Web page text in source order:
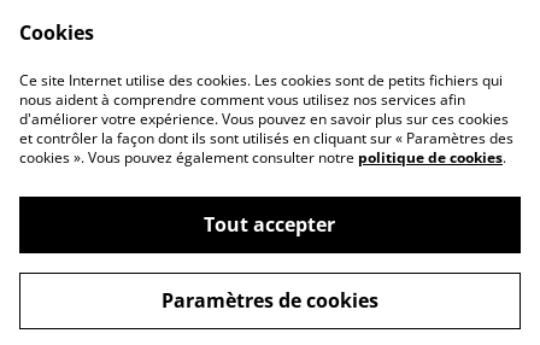
Politique de
confidentialité
Politique de cookies
©2026AB38
powered by
Cookies
Ce site Internet utilise des cookies. Les cookies sont de petits fichiers qui
nous aident à comprendre comment vous utilisez nos services afin
d'améliorer votre expérience. Vous pouvez en savoir plus sur ces cookies
et contrôler la façon dont ils sont utilisés en cliquant sur « Paramètres des
cookies ». Vous pouvez également consulter notre politique de cookies.
Tout accepter
Paramètres de cookies